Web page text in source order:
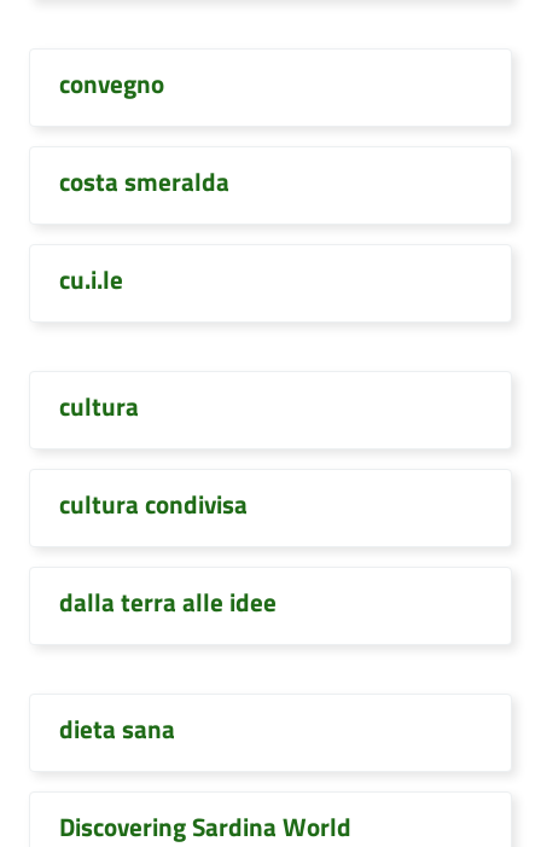
convegno
costa smeralda
cu.i.le
cultura
cultura condivisa
dalla terra alle idee
dieta sana
Discovering Sardina World